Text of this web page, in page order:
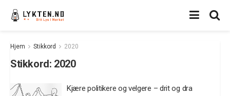
Hjem Stikkord 2020
Stikkord: 2020
Kjære politikere og velgere – drit og dra